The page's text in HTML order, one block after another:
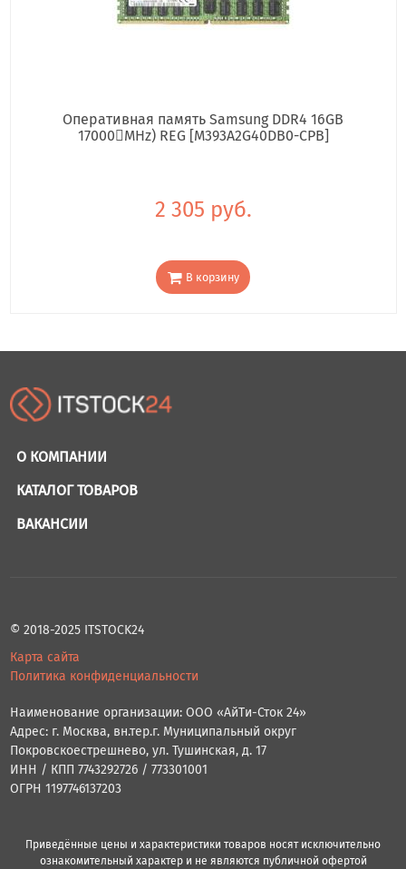
Оперативная память Samsung DDR4 16GB
17000񢋕MHz) REG [M393A2G40DB0-CPB]
2 305 руб.
В корзину
О КОМПАНИИ
КАТАЛОГ ТОВАРОВ
ВАКАНСИИ
© 2018-2025 ITSTOCK24
Карта сайта
Политика конфиденциальности
Наименование организации: ООО «АйТи-Сток 24»
Адрес: г. Москва, вн.тер.г. Муниципальный округ
Покровскоестрешнево, ул. Тушинская, д. 17
ИНН / КПП 7743292726 / 773301001
ОГРН 1197746137203
Приведённые цены и характеристики товаров носят исключительно
ознакомительный характер и не являются публичной офертой